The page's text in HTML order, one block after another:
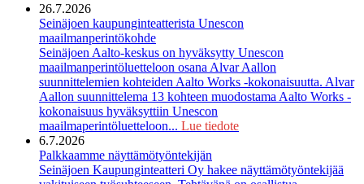
26.7.2026
Seinäjoen kaupunginteatterista Unescon
maailmanperintökohde
Seinäjoen Aalto-keskus on hyväksytty Unescon
maailmanperintöluetteloon osana Alvar Aallon
suunnittelemien kohteiden Aalto Works -kokonaisuutta. Alvar
Aallon suunnittelema 13 kohteen muodostama Aalto Works -
kokonaisuus hyväksyttiin Unescon
maailmaperintöluetteloon... Lue tiedote
6.7.2026
Palkkaamme näyttämötyöntekijän
Seinäjoen Kaupunginteatteri Oy hakee näyttämötyöntekijää